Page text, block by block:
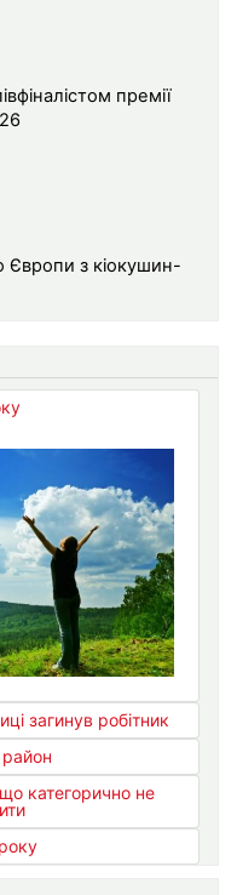
премії
Європи з кіокушин-
загинув робітник
категорично не